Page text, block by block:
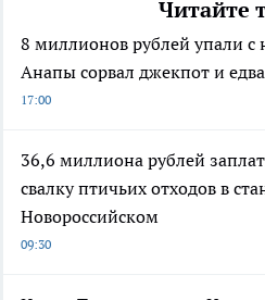
Читайте
8 миллионов рублей упали с
Анапы сорвал джекпот и
17:00
36,6 миллиона рублей
свалку птичьих отходов в
Новороссийском
09:30